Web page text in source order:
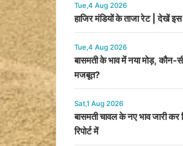
Tue,4 Aug 2026
हाजिर मंडियों के ताजा रेट | देखें इस
Tue,4 Aug 2026
बासमती के भाव में नया मोड़, कौन-
मजबूत?
Sat,1 Aug 2026
बासमती चावल के नए भाव जारी
रिपोर्ट में